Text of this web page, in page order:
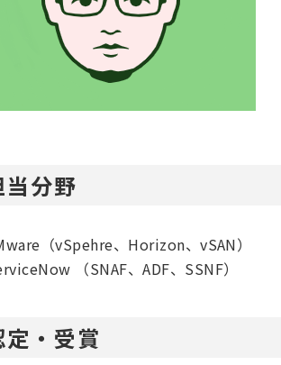
当分野
（vSpehre、Horizon、vSAN）
（SNAF、ADF、SSNF）
定・受賞